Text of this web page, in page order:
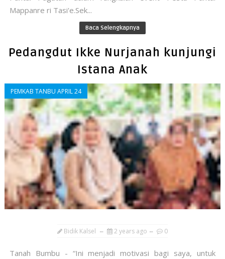
Mappanre ri Tasi'e.Sek...
Baca Selengkapnya
Pedangdut Ikke Nurjanah kunjungi
Istana Anak
PEMKAB TANBU APRIL 24
Bidik Kalsel 2 years ago 0
Tanah Bumbu - “Ini menjadi motivasi bagi saya, untuk